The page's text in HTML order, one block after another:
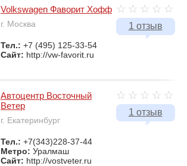
1 отзыв
Volkswagen Фаворит Хофф
г. Москва
Тел.: +7 (495) 125-33-54
Сайт: http://vw-favorit.ru
1 отзыв
Автоцентр Восточный
Ветер
г. Екатеринбург
Тел.: +7(343)228-37-44
Метро: Уралмаш
Сайт: http://vostveter.ru